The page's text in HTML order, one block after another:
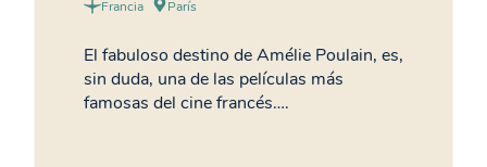
Francia París
El fabuloso destino de Amélie Poulain, es,
sin duda, una de las películas más
famosas del cine francés….